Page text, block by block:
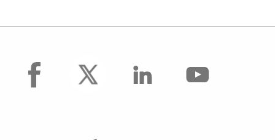
facebook